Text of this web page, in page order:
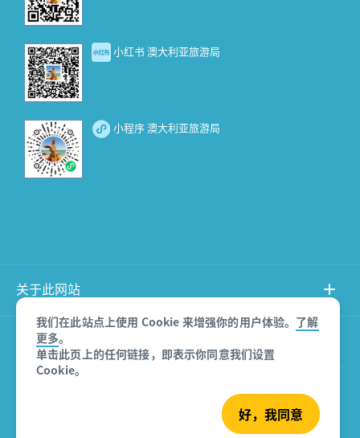
我们在此站点上使用 Cookie 来增强你的用户体验。 了解
更多。
单击此页上的任何链接，即表示你同意我们设置
Cookie。
好，我同意
小红书 澳大利亚旅游局
小程序 澳大利亚旅游局
关于此网站
产品免责声明
沪ICP备08007532号-3